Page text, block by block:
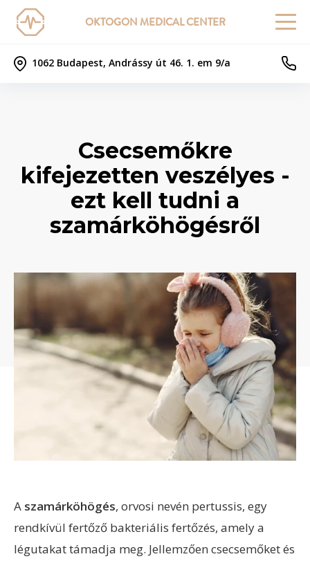
OKTOGON MEDICAL CENTER
1062 Budapest, Andrássy út 46. 1. em 9/a
Csecsemőkre
kifejezetten veszélyes -
ezt kell tudni a
szamárköhögésről
A szamárköhögés, orvosi nevén pertussis, egy
rendkívül fertőző bakteriális fertőzés, amely a
légutakat támadja meg. Jellemzően csecsemőket és